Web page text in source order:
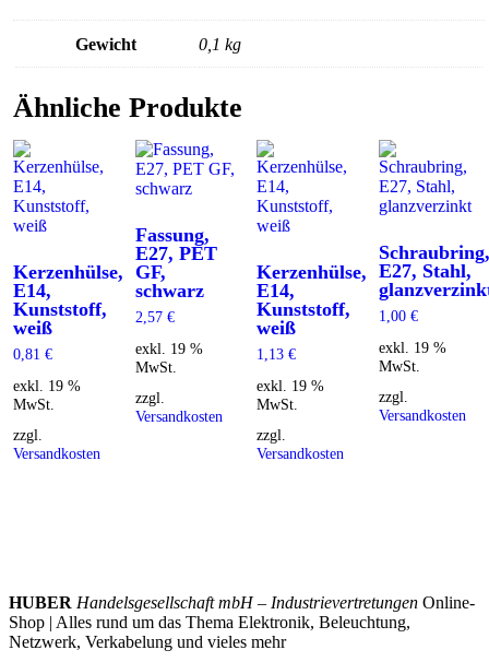
Gewicht 0,1 kg
Ähnliche Produkte
Kerzenhülse,
E14,
Kunststoff,
weiß
0,81 €
exkl. 19 %
MwSt.
zzgl.
Versandkosten
Fassung,
E27, PET
GF,
schwarz
2,57 €
exkl. 19 %
MwSt.
zzgl.
Versandkosten
Kerzenhülse,
E14,
Kunststoff,
weiß
1,13€
exkl. 19 %
MwSt.
zzgl.
Versandkosten
Schraubring,
E27, Stahl,
1,00 €
exkl. 19 %
MwSt.
zzgl.
Versandkosten
HUBER Handelsgesellschaft mbH – Industrievertretungen Online-
Shop | Alles rund um das Thema Elektronik, Beleuchtung,
Netzwerk, Verkabelung und vieles mehr